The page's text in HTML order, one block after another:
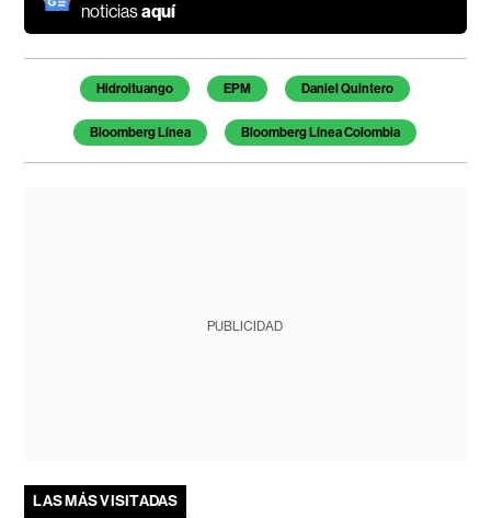
noticiasaquí
Temas de este artículo
Hidroituango EPM Daniel Quintero
Bloomberg Línea Bloomberg Línea Colombia
PUBLICIDAD
LAS MÁS VISITADAS